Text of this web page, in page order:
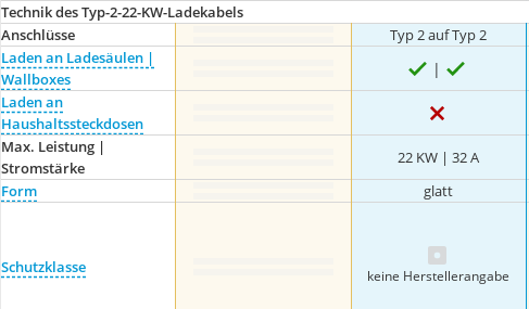
Technik des Typ-2-22-KW-Ladekabels
Anschlüsse
Typ 2 auf Typ 2
Laden an Ladesäulen |
Wallboxes
Laden an
Haushaltssteckdosen
Max. Leistung |
Stromstärke
22 KW | 32 A
Form
glatt
Schutzklasse keine Herstellerangabe